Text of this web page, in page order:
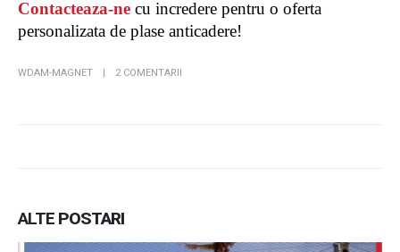
Contacteaza-ne cu incredere pentru o oferta
personalizata de plase anticadere!
WDAM-MAGNET 2 COMENTARII
ALTE POSTARI